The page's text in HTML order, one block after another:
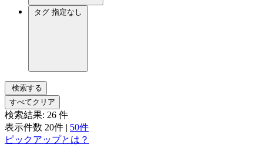
タグ 指定なし
検索する
すべてクリア
検索結果: 26 件
表示件数 20件 | 50件
ピックアップとは？